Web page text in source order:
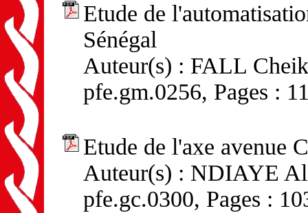
Etude de
Sénégal
Auteur(s) : FALL
pfe.gm.0256, Pages :
Etude de l'axe avenue
Auteur(s) : NDIAYE
pfe.gc.0300, Pages :